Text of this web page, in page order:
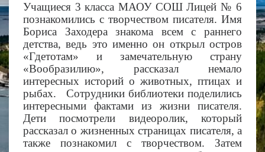
Учащиеся 3 класса МАОУ СОШ Лицей № 6
познакомились с творчеством писателя. Имя
Бориса Заходера знакома всем с раннего
детства, ведь это именно он открыл остров
«Гдетотам» и замечательную страну
«Вообразилию», рассказал немало
интересных историй о животных, птицах и
рыбах. Сотрудники библиотеки поделились
интересными фактами из жизни писателя.
Дети посмотрели видеоролик, который
рассказал о жизненных страницах писателя, а
также познакомил с творчеством. Затем